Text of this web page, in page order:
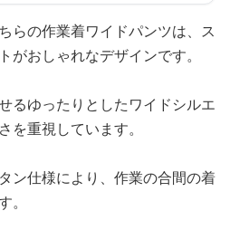
らの作業着ワイドパンツは、ス
がおしゃれなデザインです。
るゆったりとしたワイドシルエ
を重視しています。
ン仕様により、作業の合間の着
。